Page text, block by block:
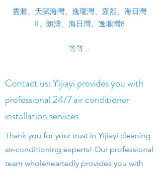
雲滙、天賦海灣、逸瓏灣、嘉熙、海日灣
II、朗濤、海日灣、逸瓏灣8
等等...
Contact us: Yijiayi provides you with
professional 24/7 air conditioner
installation services
Thank you for your trust in Yijiayi cleaning
air-conditioning experts! Our professional
team wholeheartedly provides you with